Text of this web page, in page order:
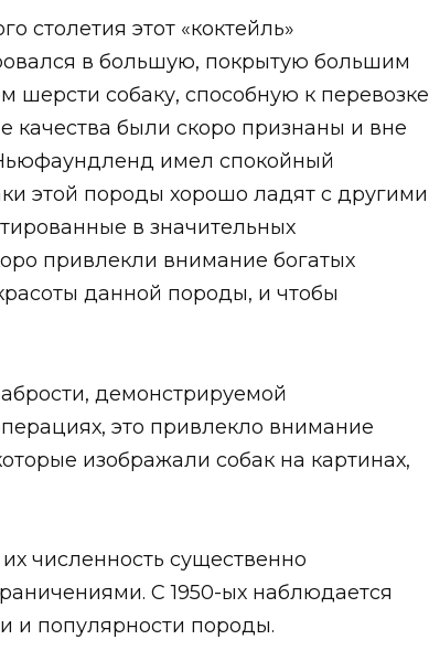
столетия этот «коктейль»
в большую, покрытую большим
шерсти собаку, способную к перевозке
качества были скоро признаны и вне
имел спокойный
этой породы хорошо ладят с другими
в значительных
привлекли внимание богатых
данной породы, и чтобы
демонстрируемой
это привлекло внимание
изображали собак на картинах,
численность существенно
С 1950-ых наблюдается
и популярности породы.